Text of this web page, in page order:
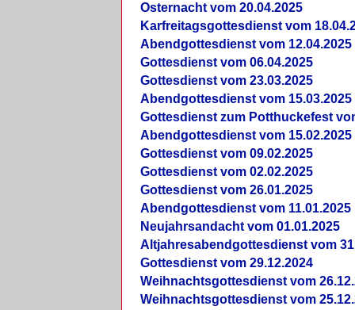
Osternacht vom 20.04.2025
Karfreitagsgottesdienst vom
Abendgottesdienst vom 12.04.2025
Gottesdienst vom 06.04.2025
Gottesdienst vom 23.03.2025
Abendgottesdienst vom 15.03.2025
Gottesdienst zum Potthuckefest
Abendgottesdienst vom 15.02.2025
Gottesdienst vom 09.02.2025
Gottesdienst vom 02.02.2025
Gottesdienst vom 26.01.2025
Abendgottesdienst vom 11.01.2025
Neujahrsandacht vom 01.01.2025
Altjahresabendgottesdienst vom
Gottesdienst vom 29.12.2024
Weihnachtsgottesdienst vom
Weihnachtsgottesdienst vom